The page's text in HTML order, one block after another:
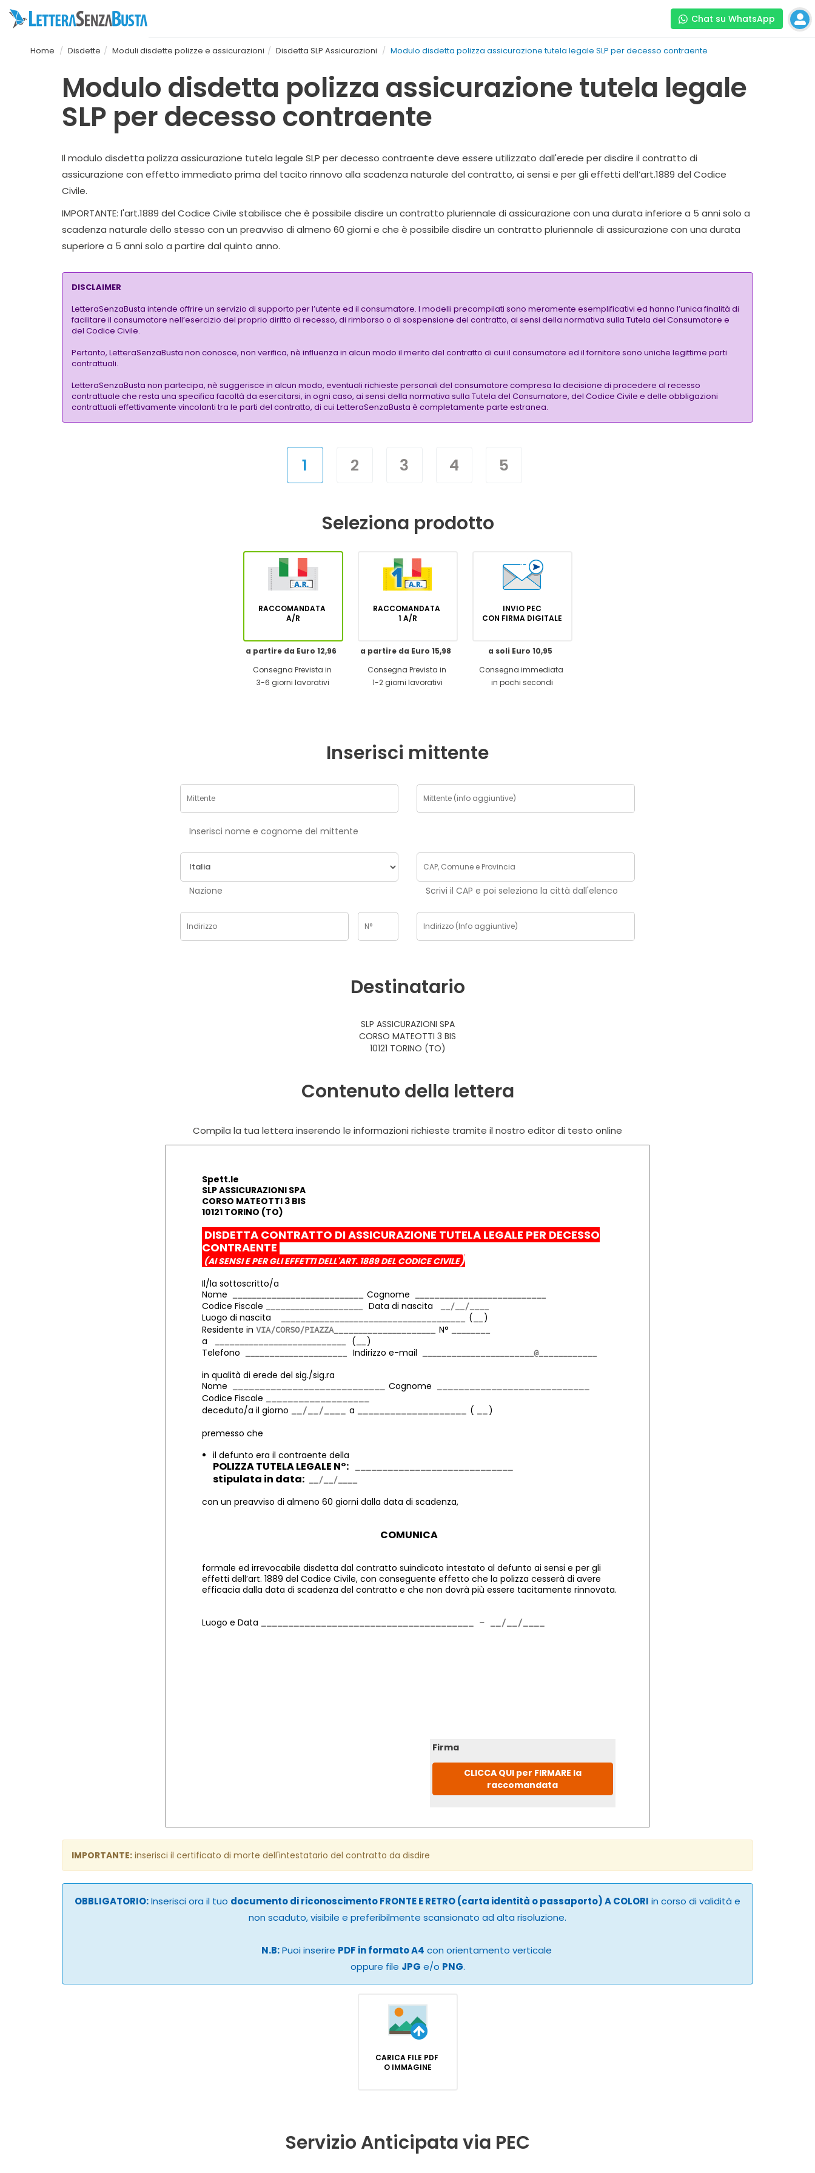
Chat su WhatsApp
Home Disdette Moduli disdette polizze e assicurazioni Disdetta SLP Assicurazioni Modulo disdetta polizza assicurazione tutela legale SLP per decesso contraente
Modulo disdetta polizza assicurazione tutela legale
SLP per decesso contraente
Il modulo disdetta polizza assicurazione tutela legale SLP per decesso contraente deve essere utilizzato dall'erede per disdire il contratto di
assicurazione con effetto immediato prima del tacito rinnovo alla scadenza naturale del contratto, ai sensi e per gli effetti dell’art.1889 del Codice
Civile.
IMPORTANTE: l'art.1889 del Codice Civile stabilisce che è possibile disdire un contratto pluriennale di assicurazione con una durata inferiore a 5 anni solo a
scadenza naturale dello stesso con un preavviso di almeno 60 giorni e che è possibile disdire un contratto pluriennale di assicurazione con una durata
superiore a 5 anni solo a partire dal quinto anno.
DISCLAIMER
LetteraSenzaBusta intende offrire un servizio di supporto per l’utente ed il consumatore. I modelli precompilati sono meramente esemplificativi ed hanno l’unica finalità di
facilitare il consumatore nell’esercizio del proprio diritto di recesso, di rimborso o di sospensione del contratto, ai sensi della normativa sulla Tutela del Consumatore e
del Codice Civile.
Pertanto, LetteraSenzaBusta non conosce, non verifica, nè influenza in alcun modo il merito del contratto di cui il consumatore ed il fornitore sono uniche legittime parti
contrattuali.
LetteraSenzaBusta non partecipa, nè suggerisce in alcun modo, eventuali richieste personali del consumatore compresa la decisione di procedere al recesso
contrattuale che resta una specifica facoltà da esercitarsi, in ogni caso, ai sensi della normativa sulla Tutela del Consumatore, del Codice Civile e delle obbligazioni
contrattuali effettivamente vincolanti tra le parti del contratto, di cui LetteraSenzaBusta è completamente parte estranea.
1 2 3 4 5
Seleziona prodotto
RACCOMANDATA
A/R
a partire da Euro 12,96
Consegna Prevista in
3-6 giorni lavorativi
RACCOMANDATA
1 A/R
a partire da Euro 15,98
Consegna Prevista in
1-2 giorni lavorativi
INVIO PEC
CON FIRMA DIGITALE
a soli Euro 10,95
Consegna immediata
in pochi secondi
Inserisci mittente
Inserisci nome e cognome del mittente
Nazione Scrivi il CAP e poi seleziona la città dall'elenco
Destinatario
SLP ASSICURAZIONI SPA
CORSO MATEOTTI 3 BIS
10121 TORINO (TO)
Contenuto della lettera
Compila la tua lettera inserendo le informazioni richieste tramite il nostro editor di testo online
Spett.le
SLP ASSICURAZIONI SPA
CORSO MATEOTTI 3 BIS
10121 TORINO (TO)
DISDETTA CONTRATTO DI ASSICURAZIONE TUTELA LEGALE PER DECESSO
CONTRAENTE
(AI SENSI E PER GLI EFFETTI DELL'ART. 1889 DEL CODICE CIVILE)
Il/la sottoscritto/a
Nome
Cognome
Codice Fiscale
Data di nascita
Luogo di nascita
(
)
Residente in
N°
a
(
)
Telefono
Indirizzo e-mail
in qualità di erede del sig./sig.ra
Nome
Cognome
Codice Fiscale
deceduto/a il giorno
a (
)
premesso che
il defunto era il contraente della
POLIZZA TUTELA LEGALE N°:
stipulata in data:
con un preavviso di almeno 60 giorni dalla data di scadenza,
COMUNICA
formale ed irrevocabile disdetta dal contratto suindicato intestato al defunto ai sensi e per gli
effetti dell’art. 1889 del Codice Civile, con conseguente effetto che la polizza cesserà di avere
efficacia dalla data di scadenza del contratto e che non dovrà più essere tacitamente rinnovata.
Luogo e Data
Firma
CLICCA QUI per FIRMARE la
raccomandata
IMPORTANTE: inserisci il certificato di morte dell'intestatario del contratto da disdire
OBBLIGATORIO:Inserisci ora il tuo documento di riconoscimento FRONTE E RETRO (carta identità o passaporto) A COLORI in corso di validità e
non scaduto, visibile e preferibilmente scansionato ad alta risoluzione.
N.B:Puoi inserire PDF in formato A4 con orientamento verticale
oppure file JPG e/o PNG.
CARICA FILE PDF
O IMMAGINE
Servizio Anticipata via PEC